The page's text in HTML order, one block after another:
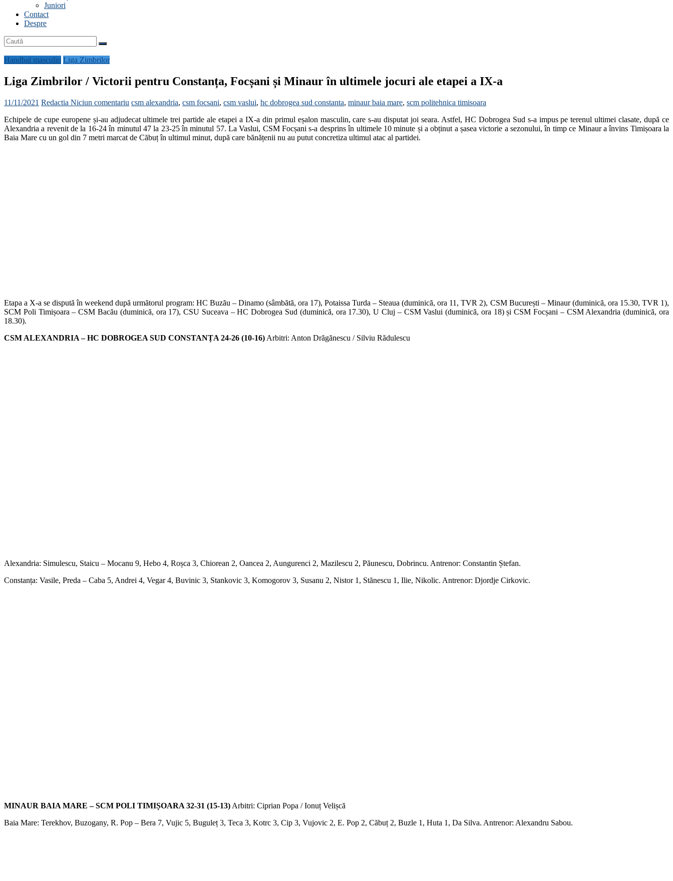
Juniori
Contact
Despre
Handbal masculin Liga Zimbrilor
Liga Zimbrilor / Victorii pentru Constanța, Focșani și Minaur în ultimele jocuri ale etapei a IX-a
11/11/2021 Redactia Niciun comentariu csm alexandria, csm focsani, csm vaslui, hc dobrogea sud constanta, minaur baia mare, scm politehnica timisoara
Echipele de cupe europene și-au adjudecat ultimele trei partide ale etapei a IX-a din primul eșalon masculin, care s-au disputat joi seara. Astfel, HC Dobrogea Sud s-a impus pe terenul ultimei clasate, după ce
Alexandria a revenit de la 16-24 în minutul 47 la 23-25 în minutul 57. La Vaslui, CSM Focșani s-a desprins în ultimele 10 minute și a obținut a șasea victorie a sezonului, în timp ce Minaur a învins Timișoara la
Baia Mare cu un gol din 7 metri marcat de Căbuț în ultimul minut, după care bănățenii nu au putut concretiza ultimul atac al partidei.
Etapa a X-a se dispută în weekend după următorul program: HC Buzău – Dinamo (sâmbătă, ora 17), Potaissa Turda – Steaua (duminică, ora 11, TVR 2), CSM București – Minaur (duminică, ora 15.30, TVR 1),
SCM Poli Timișoara – CSM Bacău (duminică, ora 17), CSU Suceava – HC Dobrogea Sud (duminică, ora 17.30), U Cluj – CSM Vaslui (duminică, ora 18) și CSM Focșani – CSM Alexandria (duminică, ora
18.30).
CSM ALEXANDRIA – HC DOBROGEA SUD CONSTANȚA 24-26 (10-16) Arbitri: Anton Drăgănescu / Silviu Rădulescu
Alexandria: Simulescu, Staicu – Mocanu 9, Hebo 4, Roșca 3, Chiorean 2, Oancea 2, Aungurenci 2, Mazilescu 2, Păunescu, Dobrincu. Antrenor: Constantin Ștefan.
Constanța: Vasile, Preda – Caba 5, Andrei 4, Vegar 4, Buvinic 3, Stankovic 3, Komogorov 3, Susanu 2, Nistor 1, Stănescu 1, Ilie, Nikolic. Antrenor: Djordje Cirkovic.
MINAUR BAIA MARE – SCM POLI TIMIȘOARA 32-31 (15-13) Arbitri: Ciprian Popa / Ionuț Velișcă
Baia Mare: Terekhov, Buzogany, R. Pop – Bera 7, Vujic 5, Buguleț 3, Teca 3, Kotrc 3, Cip 3, Vujovic 2, E. Pop 2, Căbuț 2, Buzle 1, Huta 1, Da Silva. Antrenor: Alexandru Sabou.